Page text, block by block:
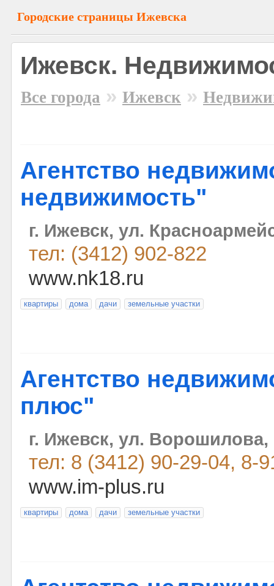
Городские страницы Ижевска
Ижевск.
Все города » Ижевск »
Агентство
недвижимость"
г. Ижевск, ул.
тел: (3412) 902-822
www.nk18.ru
квартиры дома дачи земельные участки
Агентство
плюс"
г. Ижевск, ул. Ворошилова,
тел: 8 (3412) 90-29-04, 8-
www.im-plus.ru
квартиры дома дачи земельные участки